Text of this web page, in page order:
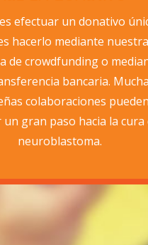
efectuar un donativo
hacerlo mediante nuestra
de crowdfunding o
bancaria.
colaboraciones pueden
gran paso hacia la cura
neuroblastoma.
Colabora
hacer un donativo